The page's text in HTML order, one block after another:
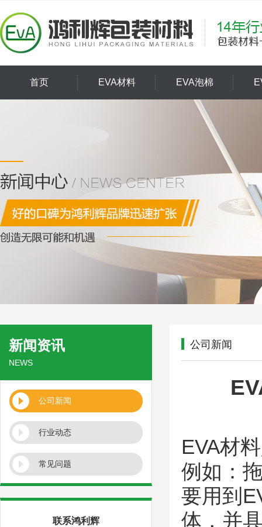
首页 EVA材料 EVA泡棉
新闻资讯
NEWS
公司新闻
行业动态
常见问题
联系鸿利辉
公司新闻
EVA材料
例如：
要用到
体，并